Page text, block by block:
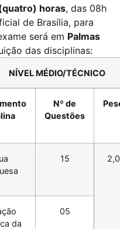
horas, das 08h
de Brasília, para
será em Palmas
das disciplinas:
NÍVEL MÉDIO/TÉCNICO
Nº de
Questões
15 2,0
da
05